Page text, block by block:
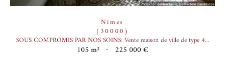
Nîmes
(30000)
SOUS COMPROMIS PAR NOS SOINS: Vente maison de ville de type 4...
105 m² - 225 000 €